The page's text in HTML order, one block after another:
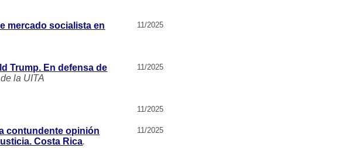
mercado socialista en
11/2025
Trump. En defensa de
la UITA
11/2025
11/2025
contundente opinión
Costa Rica.
11/2025